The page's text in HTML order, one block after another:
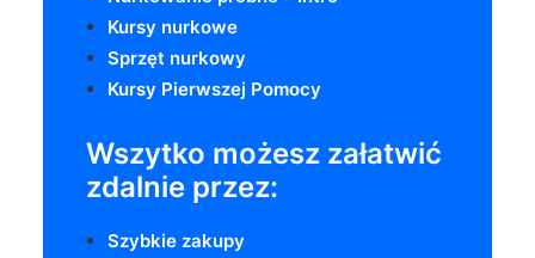
Kursy nurkowe
Sprzęt nurkowy
Kursy Pierwszej Pomocy
Wszytko możesz załatwić
zdalnie przez:
Szybkie zakupy